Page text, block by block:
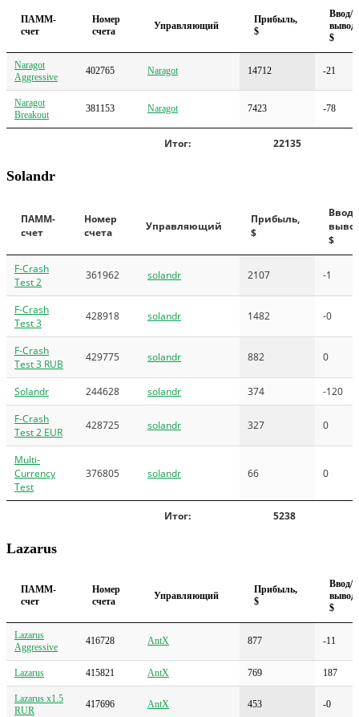
ПАММ-
счет
Номер
счета
Управляющий
Прибыль,
$
Ввод/
вывод,
$
Naragot
Aggressive
402765 Naragot 14712 -21
Naragot
Breakout
381153 Naragot 7423 -78
Итог: 22135
Solandr
ПАММ-
счет
Номер
счета
Управляющий
Прибыль,
$
Ввод/
$
F-Crash
Test 2
361962 solandr 2107 -1
F-Crash
Test 3
428918 solandr 1482 -0
F-Crash
Test 3 RUB
429775 solandr 882 0
Solandr 244628 solandr 374
-120
F-Crash
Test 2 EUR
428725 solandr 327 0
Multi-
Currency
Test
376805 solandr 66 0
Итог: 5238
Lazarus
ПАММ-
счет
Номер
счета
Управляющий
Прибыль,
$
Ввод/
вывод,
$
Lazarus
Aggressive
416728 AntX 877 -11
Lazarus 415821 AntX 769 187
Lazarus x1.5
RUR
417696 AntX 453 -0